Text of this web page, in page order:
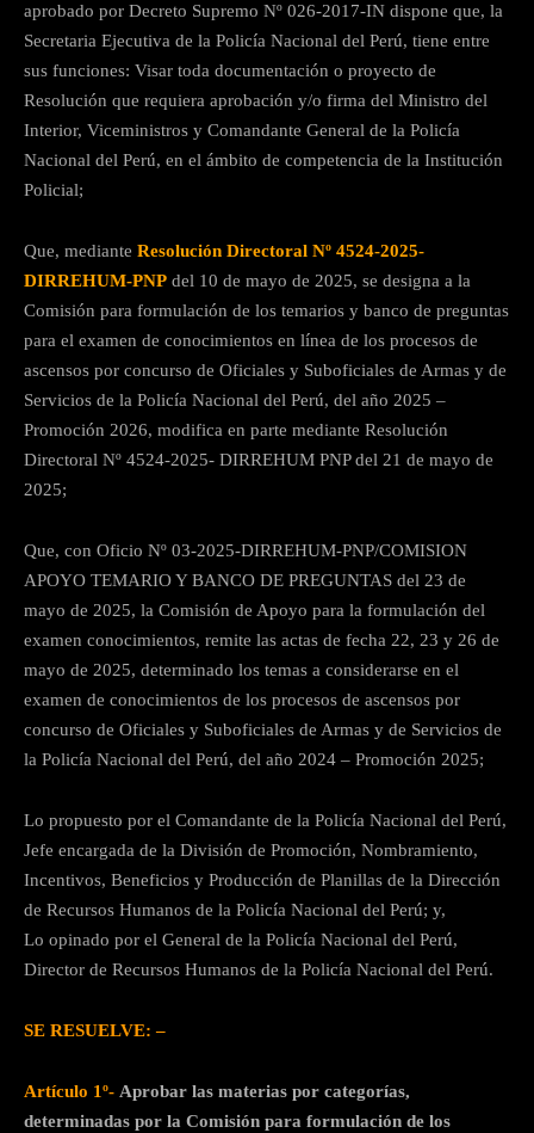
aprobado por Decreto Supremo Nº 026-2017-IN dispone que, la
Secretaria Ejecutiva de la Policía Nacional del Perú, tiene entre
sus funciones: Visar toda documentación o proyecto de
Resolución que requiera aprobación y/o firma del Ministro del
Interior, Viceministros y Comandante General de la Policía
Nacional del Perú, en el ámbito de competencia de la Institución
Policial;
Que, mediante Resolución Directoral Nº 4524-2025-
DIRREHUM-PNP del 10 de mayo de 2025, se designa a la
Comisión para formulación de los temarios y banco de preguntas
para el examen de conocimientos en línea de los procesos de
ascensos por concurso de Oficiales y Suboficiales de Armas y de
Servicios de la Policía Nacional del Perú, del año 2025 –
Promoción 2026, modifica en parte mediante Resolución
Directoral Nº 4524-2025- DIRREHUM PNP del 21 de mayo de
2025;
Que, con Oficio Nº 03-2025-DIRREHUM-PNP/COMISION
APOYO TEMARIO Y BANCO DE PREGUNTAS del 23 de
mayo de 2025, la Comisión de Apoyo para la formulación del
examen conocimientos, remite las actas de fecha 22, 23 y 26 de
mayo de 2025, determinado los temas a considerarse en el
examen de conocimientos de los procesos de ascensos por
concurso de Oficiales y Suboficiales de Armas y de Servicios de
la Policía Nacional del Perú, del año 2024 – Promoción 2025;
Lo propuesto por el Comandante de la Policía Nacional del Perú,
Jefe encargada de la División de Promoción, Nombramiento,
Incentivos, Beneficios y Producción de Planillas de la Dirección
de Recursos Humanos de la Policía Nacional del Perú; y,
Lo opinado por el General de la Policía Nacional del Perú,
Director de Recursos Humanos de la Policía Nacional del Perú.
SE RESUELVE: –
Artículo 1º- Aprobar las materias por categorías,
determinadas por la Comisión para formulación de los